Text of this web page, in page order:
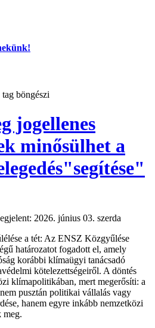
böngészi
jogellenes
minősülhet a
2026. június 03. szerda
a tét: Az ENSZ Közgyűlése
határozatot fogadott el, amely
korábbi klímaügyi tanácsadó
kötelezettségeiről. A döntés
klímapolitikában, mert megerősíti: a
pusztán politikai vállalás vagy
hanem egyre inkább nemzetközi
meg.